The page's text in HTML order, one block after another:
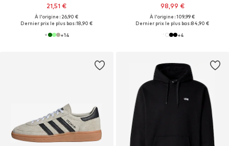
21,51 €
À l'origine : 26,90 €
Dernier prix le plus bas :18,90 €
+14
98,99 €
À l'origine : 109,99 €
Dernier prix le plus bas :84,90 €
+4